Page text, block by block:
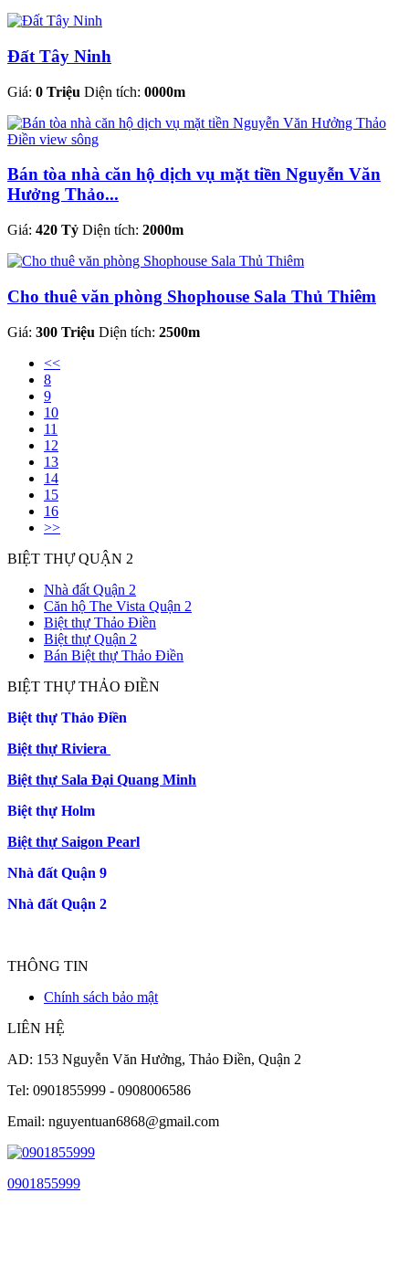
Đất Tây Ninh
Giá: 0 Triệu Diện tích: 0000m
Bán tòa nhà căn hộ dịch vụ mặt tiền Nguyễn Văn
Hưởng Thảo...
Giá: 420 Tỷ Diện tích: 2000m
Cho thuê văn phòng Shophouse Sala Thủ Thiêm
Giá: 300 Triệu Diện tích: 2500m
<<
8
9
10
11
12
13
14
15
16
>>
BIỆT THỰ QUẬN 2
Nhà đất Quận 2
Căn hộ The Vista Quận 2
Biệt thự Thảo Điền
Biệt thự Quận 2
Bán Biệt thự Thảo Điền
BIỆT THỰ THẢO ĐIỀN
Biệt thự Thảo Điền
Biệt thự Riviera
Biệt thự Sala Đại Quang Minh
Biệt thự Holm
Biệt thự Saigon Pearl
Nhà đất Quận 9
Nhà đất Quận 2
THÔNG TIN
Chính sách bảo mật
LIÊN HỆ
AD: 153 Nguyễn Văn Hưởng, Thảo Điền, Quận 2
Tel: 0901855999 - 0908006586
Email: nguyentuan6868@gmail.com
0901855999